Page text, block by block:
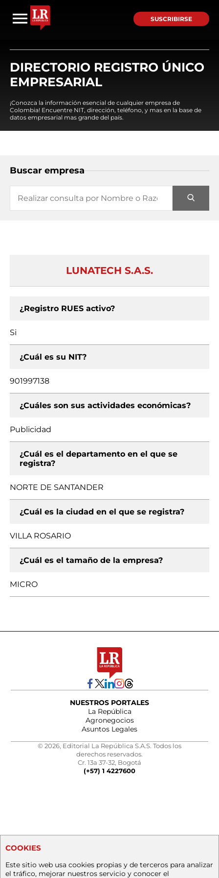
SUSCRIBIRSE
DIRECTORIO REGISTRO ÚNICO
EMPRESARIAL
¡Conozca la información esencial de cualquier empresa de
Colombia! Encuentre NIT, dirección, teléfono, y mas en la base de
datos empresarial mas grande del país.
Buscar empresa
LUNATECH S.A.S.
¿Registro RUES activo?
Si
¿Cuál es su NIT?
901997138
¿Cuáles son sus actividades económicas?
Publicidad
¿Cuál es el departamento en el que se
registra?
NORTE DE SANTANDER
¿Cuál es la ciudad en el que se registra?
VILLA ROSARIO
¿Cuál es el tamaño de la empresa?
MICRO
NUESTROS PORTALES
La República
Agronegocios
Asuntos Legales
© 2026, Editorial La República S.A.S. Todos los
derechos reservados.
Cr. 13a 37-32, Bogotá
(+57) 1 4227600
COOKIES
Este sitio web usa cookies propias y de terceros para analizar
el tráfico, mejorar nuestros servicio y conocer el